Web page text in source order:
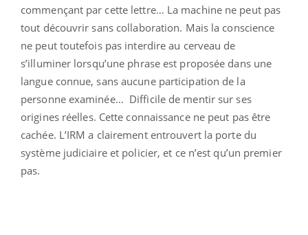
commençant par cette lettre… La machine ne peut pas
tout découvrir sans collaboration. Mais la conscience
ne peut toutefois pas interdire au cerveau de
s’illuminer lorsqu’une phrase est proposée dans une
langue connue, sans aucune participation de la
personne examinée… Difficile de mentir sur ses
origines réelles. Cette connaissance ne peut pas être
cachée. L’IRM a clairement entrouvert la porte du
système judiciaire et policier, et ce n’est qu’un premier
pas.